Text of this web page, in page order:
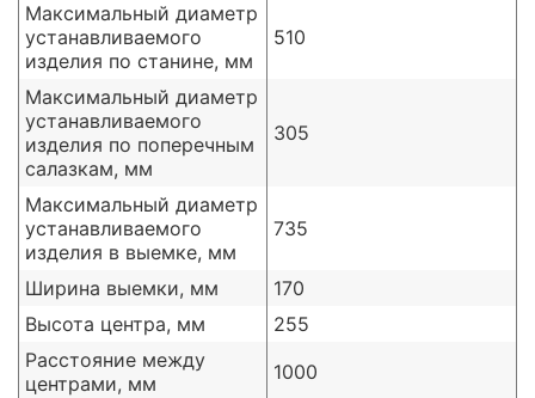
Максимальный диаметр
устанавливаемого
изделия по станине, мм
510
Максимальный диаметр
устанавливаемого
изделия по поперечным
салазкам, мм
305
Максимальный диаметр
устанавливаемого
изделия в выемке, мм
735
Ширина выемки, мм
170
Высота центра, мм
255
Расстояние между
центрами, мм
1000